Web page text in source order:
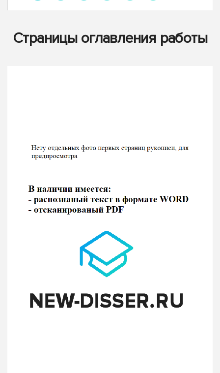
Страницы оглавления работы